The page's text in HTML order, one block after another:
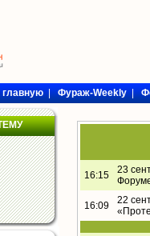
|Фураж-Weekly|
16:15
23
16:09
22